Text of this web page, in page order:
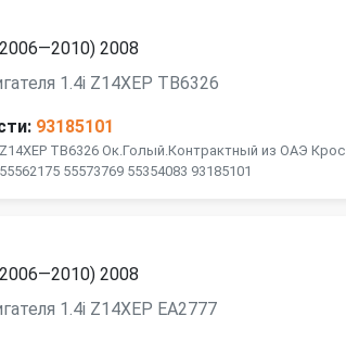
2008
1.4i Z14XEP TB6326
93185101
TB6326 Ок.Голый.Контрактный из ОАЭ Крос
55573769 55354083 93185101
2008
1.4i Z14XEP EA2777